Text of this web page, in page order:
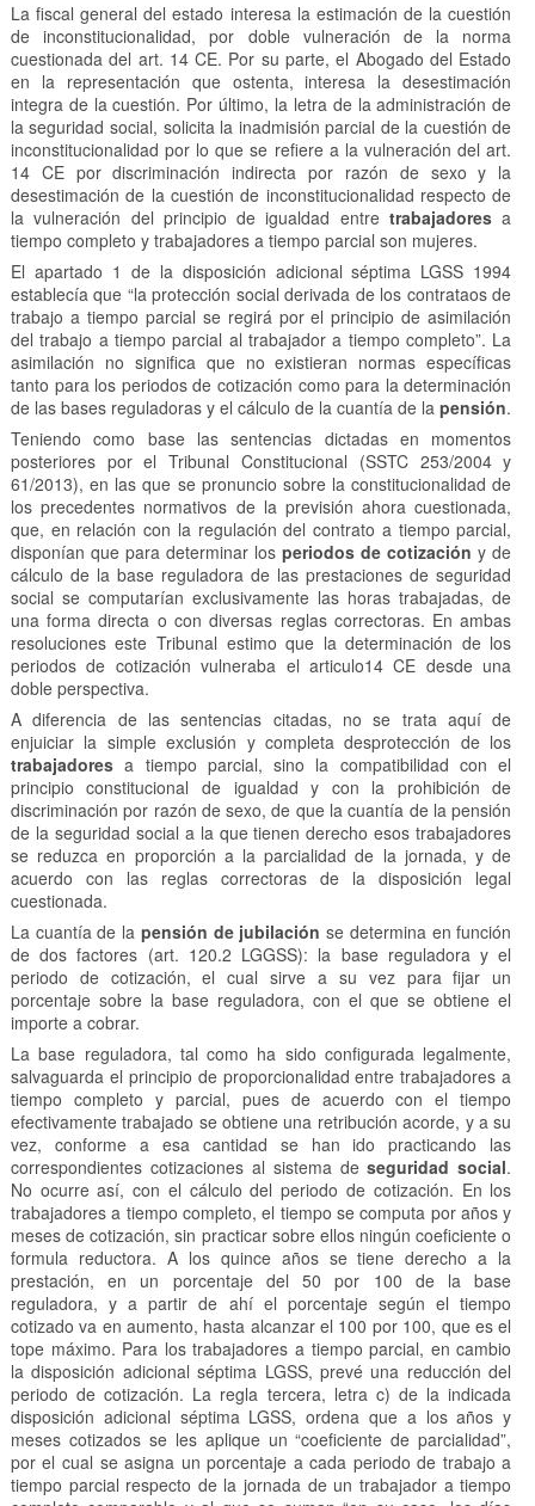
La fiscal general del estado interesa la estimación de la cuestión
de inconstitucionalidad, por doble vulneración de la norma
cuestionada del art. 14 CE. Por su parte, el Abogado del Estado
en la representación que ostenta, interesa la desestimación
integra de la cuestión. Por último, la letra de la administración de
la seguridad social, solicita la inadmisión parcial de la cuestión de
inconstitucionalidad por lo que se refiere a la vulneración del art.
14 CE por discriminación indirecta por razón de sexo y la
desestimación de la cuestión de inconstitucionalidad respecto de
la vulneración del principio de igualdad entre trabajadores a
tiempo completo y trabajadores a tiempo parcial son mujeres.
El apartado 1 de la disposición adicional séptima LGSS 1994
establecía que “la protección social derivada de los contrataos de
trabajo a tiempo parcial se regirá por el principio de asimilación
del trabajo a tiempo parcial al trabajador a tiempo completo”. La
asimilación no significa que no existieran normas específicas
tanto para los periodos de cotización como para la determinación
de las bases reguladoras y el cálculo de la cuantía de la pensión.
Teniendo como base las sentencias dictadas en momentos
posteriores por el Tribunal Constitucional (SSTC 253/2004 y
61/2013), en las que se pronuncio sobre la constitucionalidad de
los precedentes normativos de la previsión ahora cuestionada,
que, en relación con la regulación del contrato a tiempo parcial,
disponían que para determinar losperiodos de cotización y de
cálculo de la base reguladora de las prestaciones de seguridad
social se computarían exclusivamente las horas trabajadas, de
una forma directa o con diversas reglas correctoras. En ambas
resoluciones este Tribunal estimo que la determinación de los
periodos de cotización vulneraba el articulo14 CE desde una
doble perspectiva.
A diferencia de las sentencias citadas, no se trata aquí de
enjuiciar la simple exclusión y completa desprotección de los
trabajadoresa tiempo parcial, sino la compatibilidad con el
principio constitucional de igualdad y con la prohibición de
discriminación por razón de sexo, de que la cuantía de la pensión
de la seguridad social a la que tienen derecho esos trabajadores
se reduzca en proporción a la parcialidad de la jornada, y de
acuerdo con las reglas correctoras de la disposición legal
cuestionada.
La cuantía de la pensión de jubilación se determina en función
de dos factores (art. 120.2 LGGSS): la base reguladora y el
periodo de cotización, el cual sirve a su vez para fijar un
porcentaje sobre la base reguladora, con el que se obtiene el
importe a cobrar.
La base reguladora, tal como ha sido configurada legalmente,
salvaguarda el principio de proporcionalidad entre trabajadores a
tiempo completo y parcial, pues de acuerdo con el tiempo
efectivamente trabajado se obtiene una retribución acorde, y a su
vez, conforme a esa cantidad se han ido practicando las
correspondientes cotizaciones al sistema deseguridad social.
No ocurre así, con el cálculo del periodo de cotización. En los
trabajadores a tiempo completo, el tiempo se computa por años y
meses de cotización, sin practicar sobre ellos ningún coeficiente o
formula reductora. A los quince años se tiene derecho a la
prestación, en un porcentaje del 50 por 100 de la base
reguladora, y a partir de ahí el porcentaje según el tiempo
cotizado va en aumento, hasta alcanzar el 100 por 100, que es el
tope máximo. Para los trabajadores a tiempo parcial, en cambio
la disposición adicional séptima LGSS, prevé una reducción del
periodo de cotización. La regla tercera, letra c) de la indicada
disposición adicional séptima LGSS, ordena que a los años y
meses cotizados se les aplique un “coeficiente de parcialidad”,
por el cual se asigna un porcentaje a cada periodo de trabajo a
tiempo parcial respecto de la jornada de un trabajador a tiempo